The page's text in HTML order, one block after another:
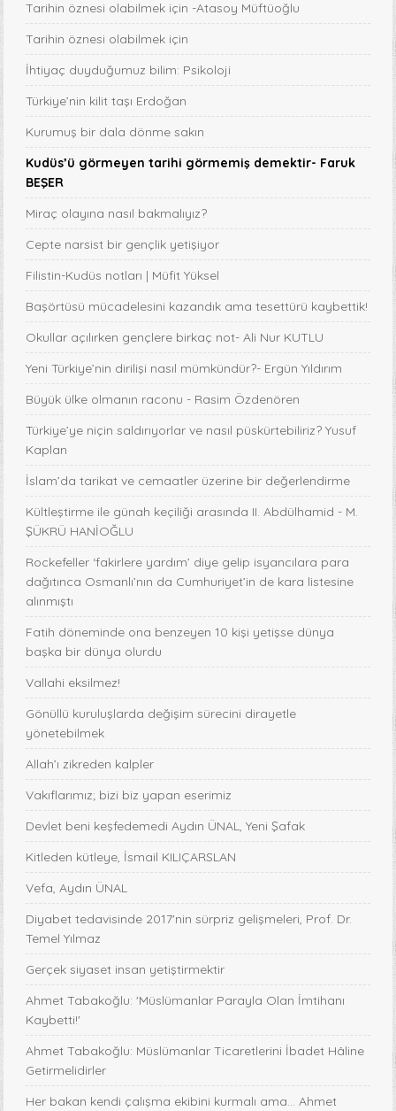
Tarihin öznesi olabilmek için -Atasoy Müftüoğlu
Tarihin öznesi olabilmek için
İhtiyaç duyduğumuz bilim: Psikoloji
Türkiye’nin kilit taşı Erdoğan
Kurumuş bir dala dönme sakın
Kudüs’ü görmeyen tarihi görmemiş demektir- Faruk
BEŞER
Miraç olayına nasıl bakmalıyız?
Cepte narsist bir gençlik yetişiyor
Filistin-Kudüs notları | Müfit Yüksel
Başörtüsü mücadelesini kazandık ama tesettürü kaybettik!
Okullar açılırken gençlere birkaç not- Ali Nur KUTLU
Yeni Türkiye’nin dirilişi nasıl mümkündür?- Ergün Yıldırım
Büyük ülke olmanın raconu - Rasim Özdenören
Türkiye’ye niçin saldırıyorlar ve nasıl püskürtebiliriz? Yusuf
Kaplan
İslam’da tarikat ve cemaatler üzerine bir değerlendirme
Kültleştirme ile günah keçiliği arasında II. Abdülhamid - M.
ŞÜKRÜ HANİOĞLU
Rockefeller ‘fakirlere yardım’ diye gelip isyancılara para
dağıtınca Osmanlı’nın da Cumhuriyet’in de kara listesine
alınmıştı
Fatih döneminde ona benzeyen 10 kişi yetişse dünya
başka bir dünya olurdu
Vallahi eksilmez!
Gönüllü kuruluşlarda değişim sürecini dirayetle
yönetebilmek
Allah’ı zikreden kalpler
Vakıflarımız; bizi biz yapan eserimiz
Devlet beni keşfedemedi Aydın ÜNAL, Yeni Şafak
Kitleden kütleye, İsmail KILIÇARSLAN
Vefa, Aydın ÜNAL
Diyabet tedavisinde 2017'nin sürpriz gelişmeleri, Prof. Dr.
Temel Yılmaz
Gerçek siyaset insan yetiştirmektir
Ahmet Tabakoğlu: 'Müslümanlar Parayla Olan İmtihanı
Kaybetti!'
Ahmet Tabakoğlu: Müslümanlar Ticaretlerini İbadet Hâline
Getirmelidirler
Her bakan kendi çalışma ekibini kurmalı ama… Ahmet